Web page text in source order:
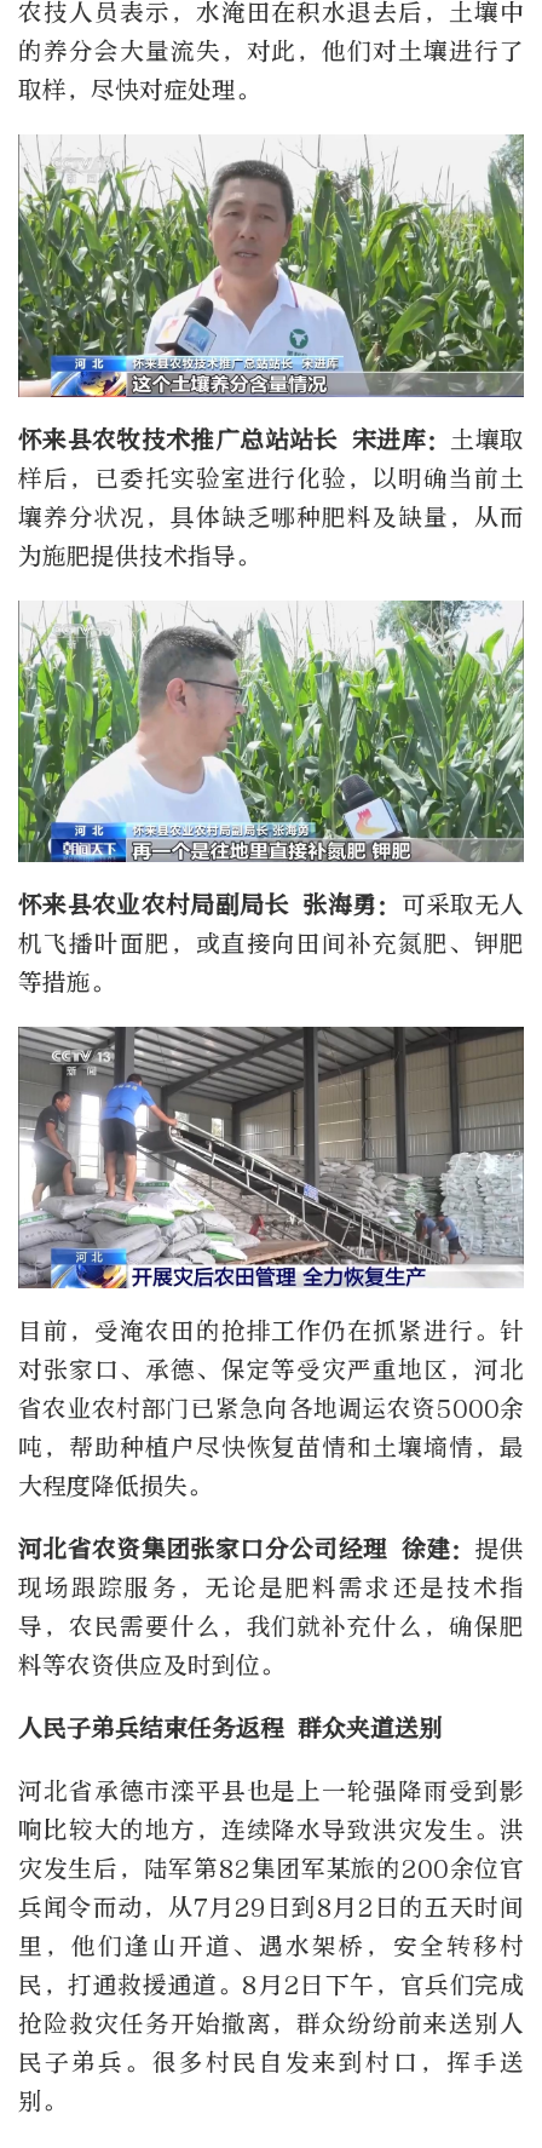
农技人员表示，水淹田在积水退去后，土壤中
的养分会大量流失，对此，他们对土壤进行了
取样，尽快对症处理。
怀来县农牧技术推广总站站长 宋进库： 土壤取
样后，已委托实验室进行化验，以明确当前土
壤养分状况，具体缺乏哪种肥料及缺量，从而
为施肥提供技术指导。
怀来县农业农村局副局长 张海勇： 可采取无人
机飞播叶面肥，或直接向田间补充氮肥、钾肥
等措施。
目前，受淹农田的抢排工作仍在抓紧进行。针
对张家口、承德、保定等受灾严重地区，河北
省农业农村部门已紧急向各地调运农资5000余
吨，帮助种植户尽快恢复苗情和土壤墒情，最
大程度降低损失。
河北省农资集团张家口分公司经理 徐建： 提供
现场跟踪服务，无论是肥料需求还是技术指
导，农民需要什么，我们就补充什么，确保肥
料等农资供应及时到位。
人民子弟兵结束任务返程 群众夹道送别
河北省承德市滦平县也是上一轮强降雨受到影
响比较大的地方，连续降水导致洪灾发生。洪
灾发生后，陆军第82集团军某旅的200余位官
兵闻令而动，从7月29日到8月2日的五天时间
里，他们逢山开道、遇水架桥，安全转移村
民，打通救援通道。8月2日下午，官兵们完成
抢险救灾任务开始撤离，群众纷纷前来送别人
民子弟兵。很多村民自发来到村口，挥手送
别。